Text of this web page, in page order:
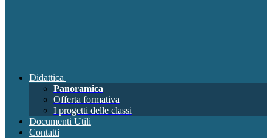
Didattica
Panoramica
Offerta formativa
I progetti delle classi
Documenti Utili
Contatti